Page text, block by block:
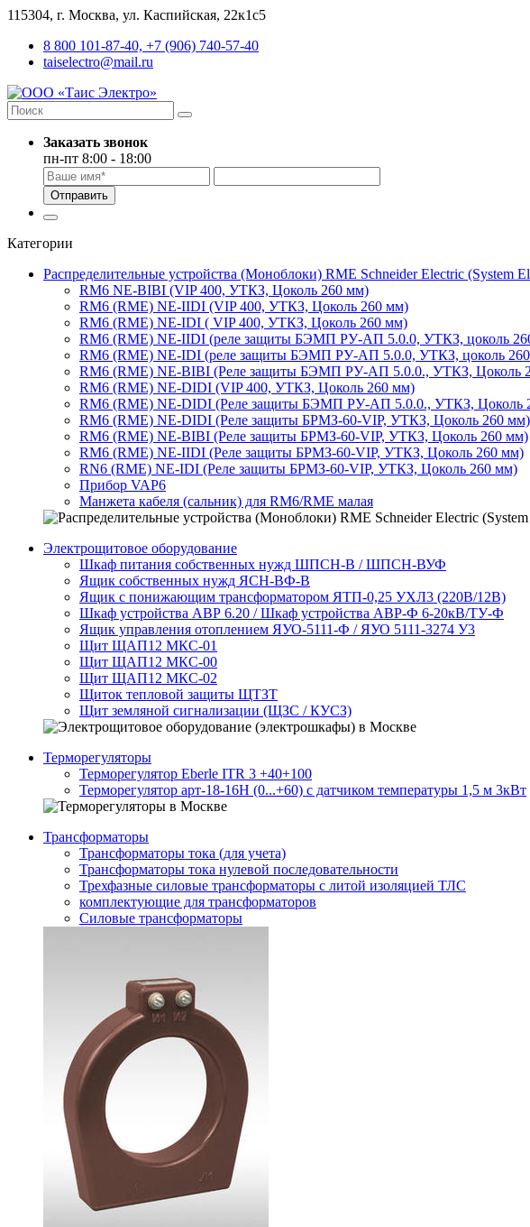
115304, г. Москва, ул. Каспийская, 22к1с5
8 800 101-87-40, +7 (906) 740-57-40
taiselectro@mail.ru
Заказать звонок
пн-пт 8:00 - 18:00
Отправить
Категории
Распределительные устройства (Моноблоки) RME Schneider Electric (System
RM6 NE-BIBI (VIP 400, УТКЗ, Цоколь 260 мм)
RM6 (RME) NE-IIDI (VIP 400, УТКЗ, Цоколь 260 мм)
RM6 (RME) NE-IDI ( VIP 400, УТКЗ, Цоколь 260 мм)
RM6 (RME) NE-IIDI (реле защиты БЭМП РУ-АП 5.0.0, УТКЗ, цоколь
RM6 (RME) NE-IDI (реле защиты БЭМП РУ-АП 5.0.0, УТКЗ, цоколь
RM6 (RME) NE-BIBI (Реле защиты БЭМП РУ-АП 5.0.0., УТКЗ, Цоколь
RM6 (RME) NE-DIDI (VIP 400, УТКЗ, Цоколь 260 мм)
RM6 (RME) NE-DIDI (Реле защиты БЭМП РУ-АП 5.0.0., УТКЗ, Цоколь
RM6 (RME) NE-DIDI (Реле защиты БРМЗ-60-VIP, УТКЗ, Цоколь 260 мм)
RM6 (RME) NE-BIBI (Реле защиты БРМЗ-60-VIP, УТКЗ, Цоколь 260 мм)
RM6 (RME) NE-IIDI (Реле защиты БРМЗ-60-VIP, УТКЗ, Цоколь 260 мм)
RN6 (RME) NE-IDI (Реле защиты БРМЗ-60-VIP, УТКЗ, Цоколь 260 мм)
Прибор VAP6
Манжета кабеля (сальник) для RM6/RME малая
Электрощитовое оборудование
Шкаф питания собственных нужд ШПСН-В / ШПСН-ВУФ
Ящик собственных нужд ЯСН-ВФ-В
Ящик с понижающим трансформатором ЯТП-0,25 УХЛ3 (220В/12В)
Шкаф устройства АВР 6.20 / Шкаф устройства АВР-Ф 6-20кВ/ТУ-Ф
Ящик управления отоплением ЯУО-5111-Ф / ЯУО 5111-3274 У3
Щит ЩАП12 МКС-01
Щит ЩАП12 МКС-00
Щит ЩАП12 МКС-02
Щиток тепловой защиты ЩТЗТ
Щит земляной сигнализации (ЩЗС / КУСЗ)
Терморегуляторы
Терморегулятор Eberle ITR 3 +40+100
Терморегулятор арт-18-16H (0...+60) с датчиком температуры 1,5 м 3кВт
Трансформаторы
Трансформаторы тока (для учета)
Трансформаторы тока нулевой последовательности
Трехфазные силовые трансформаторы с литой изоляцией ТЛС
комплектующие для трансформаторов
Силовые трансформаторы